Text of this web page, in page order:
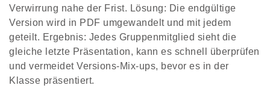
Verwirrung nahe der Frist. Lösung: Die endgültige
Version wird in PDF umgewandelt und mit jedem
geteilt. Ergebnis: Jedes Gruppenmitglied sieht die
gleiche letzte Präsentation, kann es schnell überprüfen
und vermeidet Versions-Mix-ups, bevor es in der
Klasse präsentiert.